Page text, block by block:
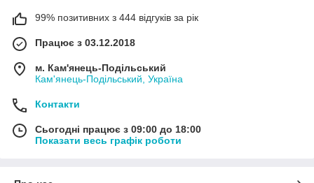
99% позитивних з 444 відгуків за рік
Працює з 03.12.2018
м. Кам'янець-Подільський
Кам'янець-Подільський, Україна
Контакти
Сьогодні працює з 09:00 до 18:00
Показати весь графік роботи